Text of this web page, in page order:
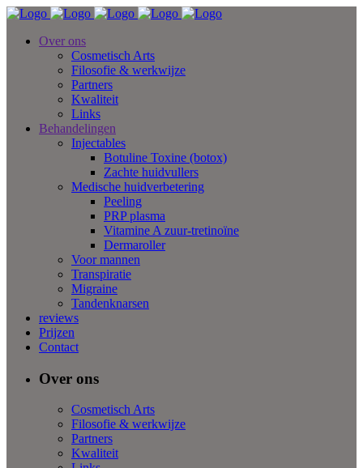
Over ons
Cosmetisch Arts
Filosofie & werkwijze
Partners
Kwaliteit
Links
Behandelingen
Injectables
Botuline Toxine (botox)
Zachte huidvullers
Medische huidverbetering
Peeling
PRP plasma
Vitamine A zuur-tretinoïne
Dermaroller
Voor mannen
Transpiratie
Migraine
Tandenknarsen
reviews
Prijzen
Contact
Over ons
Cosmetisch Arts
Filosofie & werkwijze
Partners
Kwaliteit